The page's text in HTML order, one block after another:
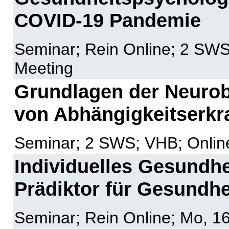
COVID-19 Pandemie
Seminar; Rein Online; 2
Meeting
Grundlagen der
von
Seminar; 2 SWS; VHB;
Individuelles
Prädiktor für
Seminar; Rein Online; Mo,